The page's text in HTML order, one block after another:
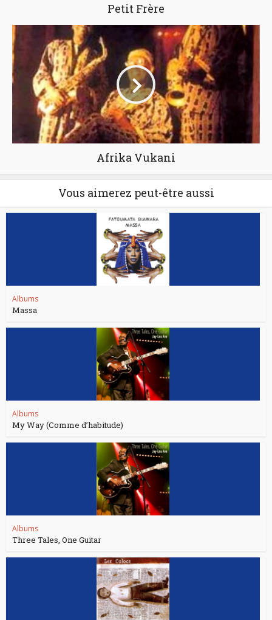
Petit Frère
Afrika Vukani
Vous aimerez peut-être aussi
Albums
Massa
Albums
My Way (Comme d’habitude)
Albums
Three Tales, One Guitar